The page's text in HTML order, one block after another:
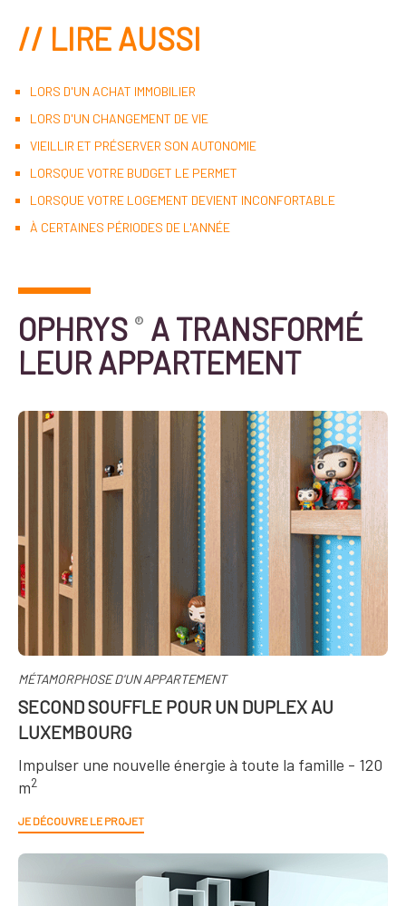
// LIRE AUSSI
LORS D'UN ACHAT IMMOBILIER
LORS D'UN CHANGEMENT DE VIE
VIEILLIR ET PRÉSERVER SON AUTONOMIE
LORSQUE VOTRE BUDGET LE PERMET
LORSQUE VOTRE LOGEMENT DEVIENT INCONFORTABLE
À CERTAINES PÉRIODES DE L'ANNÉE
OPHRYS ® A TRANSFORMÉ
LEUR APPARTEMENT
MÉTAMORPHOSE D'UN APPARTEMENT
SECOND SOUFFLE POUR UN DUPLEX AU
LUXEMBOURG
Impulser une nouvelle énergie à toute la famille - 120
m2
JE DÉCOUVRE LE PROJET